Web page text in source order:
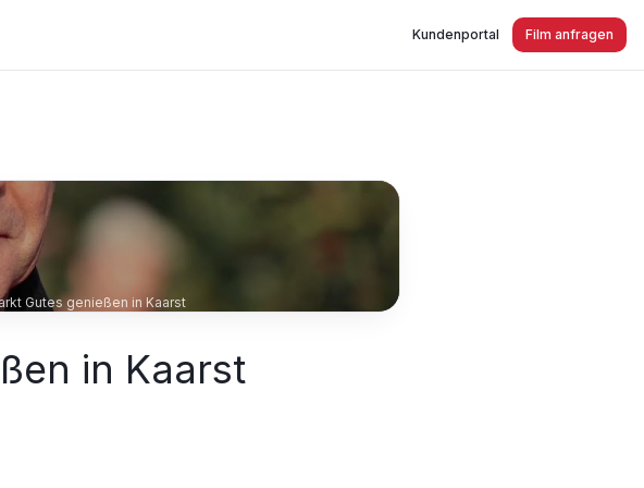
Kundenportal Film anfragen
Küppers Hofmarkt Gutes genießen in Kaarst
in Kaarst